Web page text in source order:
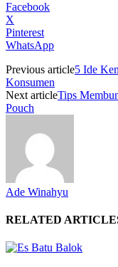
Facebook
X
Pinterest
WhatsApp
Previous article5 Ide
Konsumen
Next articleTips
Pouch
Ade Winahyu
RELATED